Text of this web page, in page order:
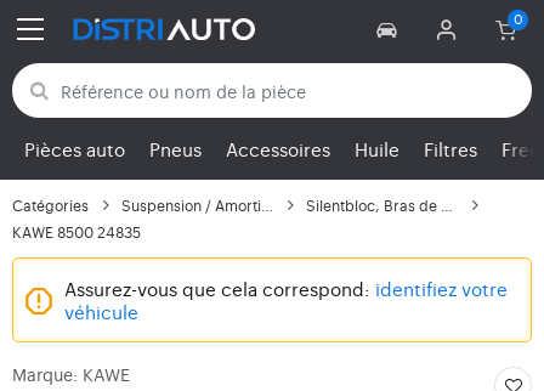
Retour aux catégories
Pièces auto Pneus Accessoires Huile Filtres
Catégories
KAWE 8500 24835
Assurez-vous que cela correspond: identifiez votre
véhicule
Marque: KAWE